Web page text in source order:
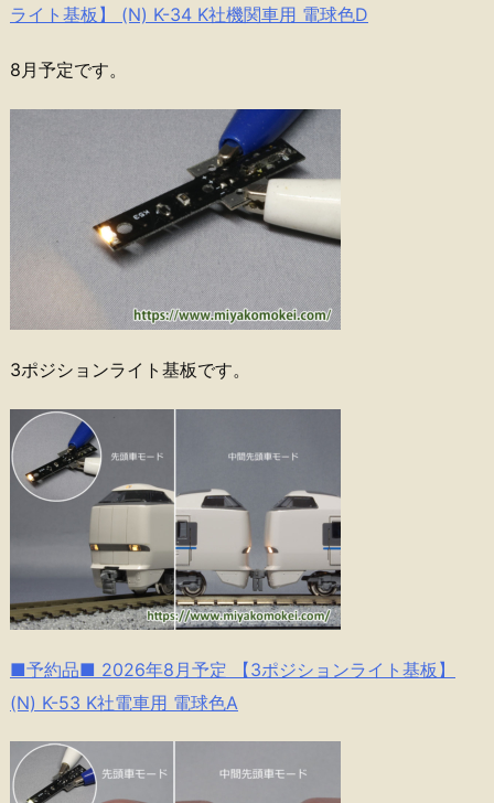
ライト基板】 (N) K-34 K社機関車用 電球色D
8月予定です。
3ポジションライト基板です。
■予約品■ 2026年8月予定 【3ポジションライト基板】
(N) K-53 K社電車用 電球色A